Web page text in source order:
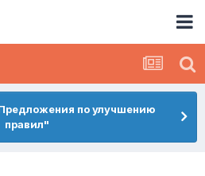
по улучшению
правил"